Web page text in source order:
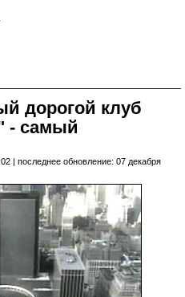
дорогой клуб
- самый
| последнее обновление: 07 декабря